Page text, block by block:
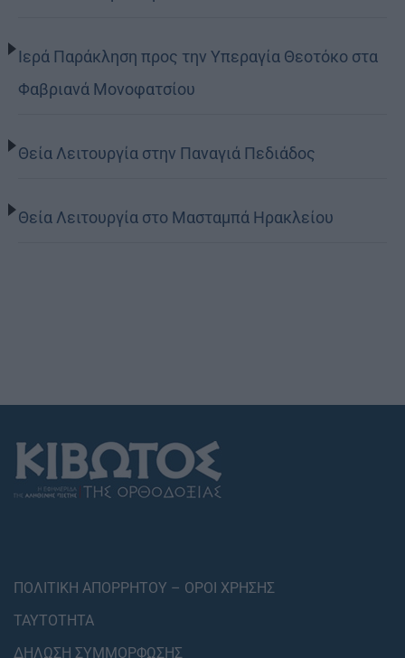
Ιερά Παράκληση προς την Υπεραγία Θεοτόκο στα
Φαβριανά Μονοφατσίου
Θεία Λειτουργία στην Παναγιά Πεδιάδος
Θεία Λειτουργία στο Μασταμπά Ηρακλείου
ΠΟΛΙΤΙΚΗ ΑΠΟΡΡΗΤΟΥ – ΟΡΟΙ ΧΡΗΣΗΣ
ΤΑΥΤΟΤΗΤΑ
ΔΗΛΩΣΗ ΣΥΜΜΟΡΦΩΣΗΣ